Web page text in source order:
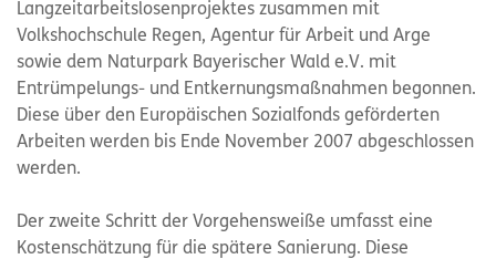
Langzeitarbeitslosenprojektes zusammen mit
Volkshochschule Regen, Agentur für Arbeit und Arge
sowie dem Naturpark Bayerischer Wald e.V. mit
Entrümpelungs- und Entkernungsmaßnahmen begonnen.
Diese über den Europäischen Sozialfonds geförderten
Arbeiten werden bis Ende November 2007 abgeschlossen
werden.
Der zweite Schritt der Vorgehensweiße umfasst eine
Kostenschätzung für die spätere Sanierung. Diese